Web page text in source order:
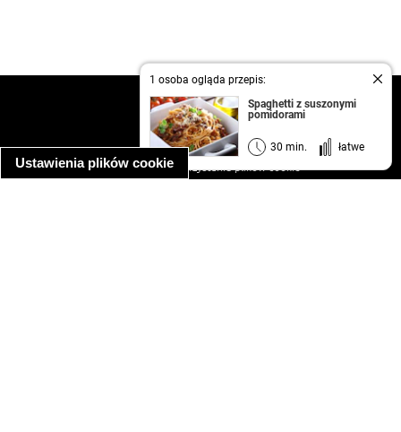
Ustawienia plików cookie
1 osoba ogląda przepis:
Spaghetti z suszonymi
pomidorami
30 min. łatwe
kontakt
regulamin
informacja o prywatności
informacja o wykorzystaniu plików cookie